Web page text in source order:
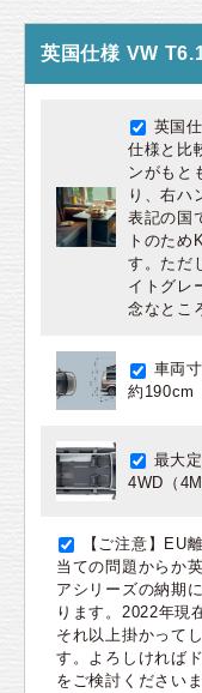
英国仕様 VW
英国
仕様と比
ンがもと
り、右ハ
表記の国
トのため
す。ただ
イトグレ
念なとこ
車両
約190cm
最大
4WD（
【ご注意】EU
当ての問題からか
アシリーズの納期
ります。2022年現
それ以上掛かって
す。よろしければ
をご検討ください